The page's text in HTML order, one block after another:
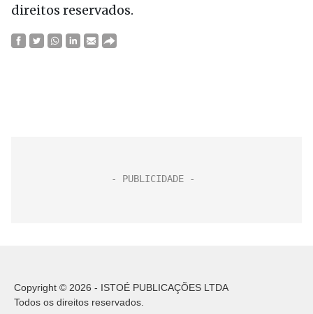
direitos reservados.
Copyright © 2026 - ISTOÉ PUBLICAÇÕES LTDA
Todos os direitos reservados.